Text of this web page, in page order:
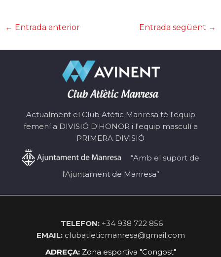
← Entrada anterior Entrada següent →
Actualment el Club Atètic Manresa té l'equip
femení a DIVISIÓ D'HONOR i l'equip masculí a
PRIMERA DIVISIÓ
“Amb el suport de
l'Ajuntament de Manresa”
TELEFON:+34 938 722 856
EMAIL:clubatleticmanresa@gmail.com
ADREÇA:Zona esportiva "Congost"